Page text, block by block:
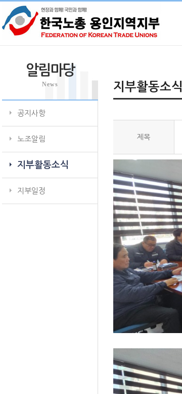
알림마당
News
공지사항
노조알림
지부활동소식
지부일정
지부활동소식
제목